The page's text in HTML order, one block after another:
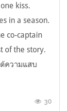
kiss.
in a season.
co-captain
of the story.
ความแสบ
30